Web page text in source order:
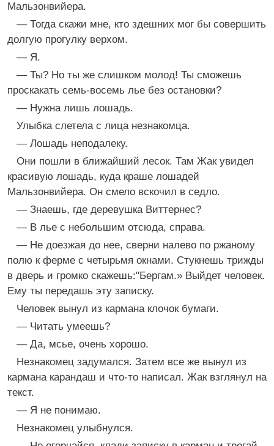
Мальзонвийера.
— Тогда скажи мне, кто здешних мог бы совершить
долгую прогулку верхом.
— Я.
— Ты? Но ты же слишком молод! Ты сможешь
проскакать семь-восемь лье без остановки?
— Нужна лишь лошадь.
Улыбка слетела с лица незнакомца.
— Лошадь неподалеку.
Они пошли в ближайший лесок. Там Жак увидел
красивую лошадь, куда краше лошадей
Мальзонвийера. Он смело вскочил в седло.
— Знаешь, где деревушка Виттернес?
— В лье с небольшим отсюда, справа.
— Не доезжая до нее, сверни налево по ржаному
полю к ферме с четырьмя окнами. Стукнешь трижды
в дверь и громко скажешь:"Бергам.» Выйдет человек.
Ему ты передашь эту записку.
Человек вынул из кармана клочок бумаги.
— Читать умеешь?
— Да, мсье, очень хорошо.
Незнакомец задумался. Затем все же вынул из
кармана карандаш и что-то написал. Жак взглянул на
текст.
— Я не понимаю.
Незнакомец улыбнулся.